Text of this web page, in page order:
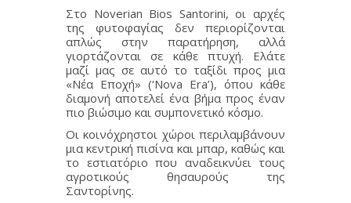
Στο Noverian Bios Santorini, οι αρχές
της φυτοφαγίας δεν περιορίζονται
απλώς στην παρατήρηση, αλλά
γιορτάζονται σε κάθε πτυχή. Ελάτε
μαζί μας σε αυτό το ταξίδι προς μια
«Νέα Εποχή» (‘Nova Era’), όπου κάθε
διαμονή αποτελεί ένα βήμα προς έναν
πιο βιώσιμο και συμπονετικό κόσμο.
Οι κοινόχρηστοι χώροι περιλαμβάνουν
μια κεντρική πισίνα και μπαρ, καθώς και
το εστιατόριο που αναδεικνύει τους
αγροτικούς θησαυρούς της
Σαντορίνης.